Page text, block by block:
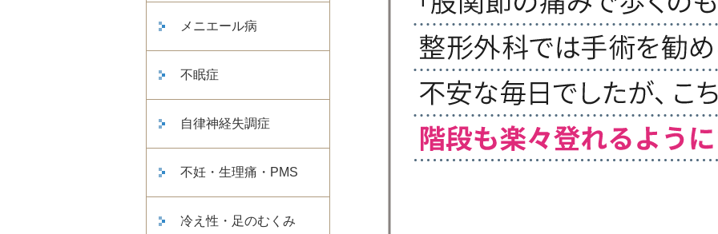
メニエール病
不眠症
自律神経失調症
不妊・生理痛・PMS
冷え性・足のむくみ